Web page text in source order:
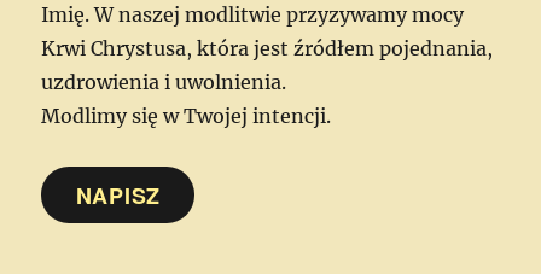
Imię. W naszej modlitwie przyzywamy mocy
Krwi Chrystusa, która jest źródłem pojednania,
uzdrowienia i uwolnienia.
Modlimy się w Twojej intencji.
NAPISZ